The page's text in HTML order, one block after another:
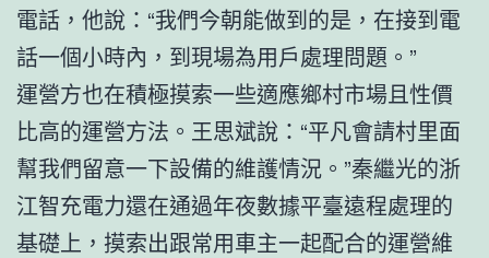
電話，他說：“我們今朝能做到的是，在接到電
話一個小時內，到現場為用戶處理問題。”
運營方也在積極摸索一些適應鄉村市場且性價
比高的運營方法。王思斌說：“平凡會請村里面
幫我們留意一下設備的維護情況。”秦繼光的浙
江智充電力還在通過年夜數據平臺遠程處理的
基礎上，摸索出跟常用車主一起配合的運營維